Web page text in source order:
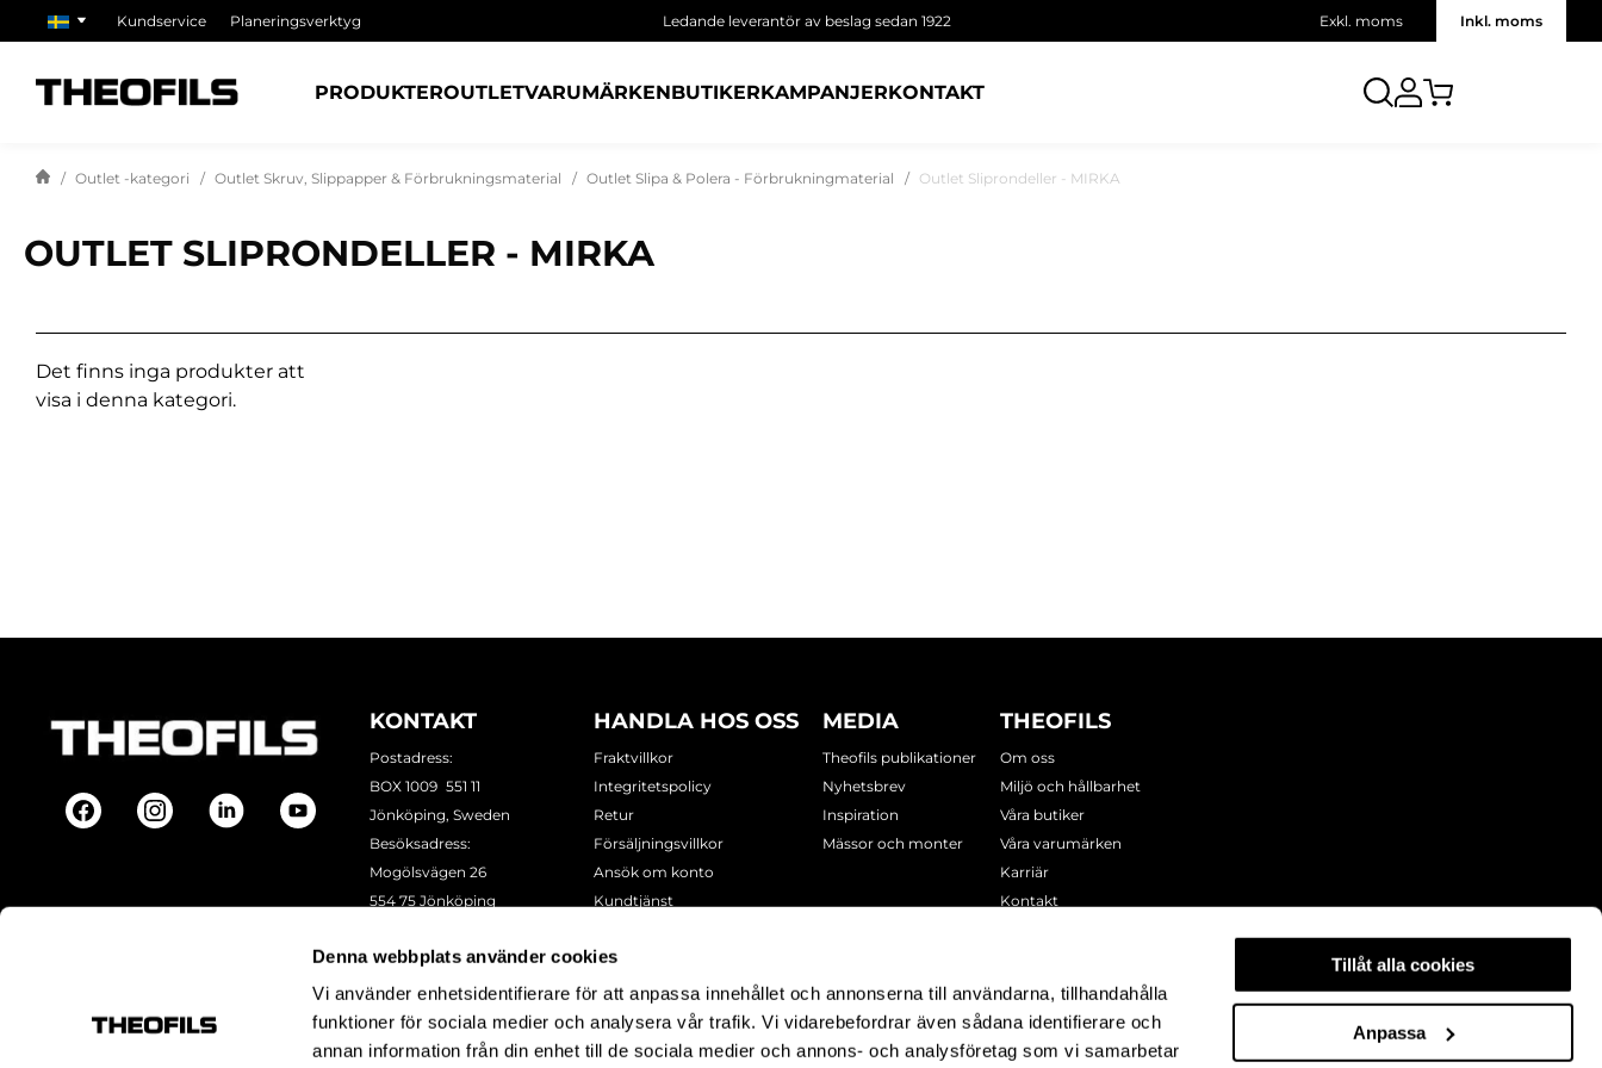
Denna webbplats använder cookies
Vi använder enhetsidentifierare för att anpassa innehållet och annonserna till användarna, tillhandahålla
funktioner för sociala medier och analysera vår trafik. Vi vidarebefordrar även sådana identifierare och
annan information från din enhet till de sociala medier och annons- och analysföretag som vi samarbetar
Tillåt alla cookies
Anpassa
Kundservice Planeringsverktyg Ledande leverantör av beslag sedan 1922 Exkl. moms Inkl. moms
PRODUKTEROUTLETVARUMÄRKENBUTIKERKAMPANJERKONTAKT
Outlet -kategori Outlet Skruv, Slippapper & Förbrukningsmaterial Outlet Slipa & Polera - Förbrukningmaterial Outlet Sliprondeller - MIRKA
OUTLET SLIPRONDELLER - MIRKA
Det finns inga produkter att
visa i denna kategori.
KONTAKT
Postadress:
BOX 1009 551 11
Jönköping, Sweden
Besöksadress:
Mogölsvägen 26
554 75 Jönköping
Epost:info@theofils.se
Org. nr 556154-8925
Bankgironummer 835-7378
HANDLA HOS OSS
Fraktvillkor
Integritetspolicy
Retur
Försäljningsvillkor
Ansök om konto
Kundtjänst
MEDIA
Theofils publikationer
Nyhetsbrev
Inspiration
Mässor och monter
THEOFILS
Om oss
Miljö och hållbarhet
Våra butiker
Våra varumärken
Karriär
Kontakt